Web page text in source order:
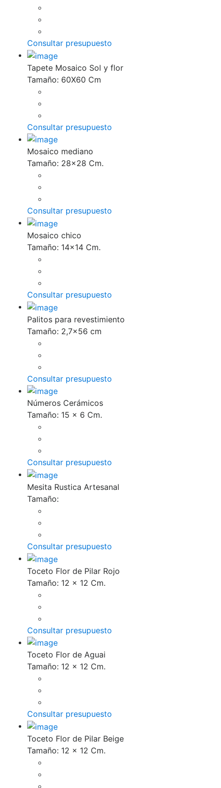
Consultar presupuesto
Tapete Mosaico Sol y flor
Tamaño: 60X60 Cm
Consultar presupuesto
Mosaico mediano
Tamaño: 28x28 Cm.
Consultar presupuesto
Mosaico chico
Tamaño: 14x14 Cm.
Consultar presupuesto
Palitos para revestimiento
Tamaño: 2,7x56 cm
Consultar presupuesto
Números Cerámicos
Tamaño: 15 x 6 Cm.
Consultar presupuesto
Mesita Rustica Artesanal
Tamaño:
Consultar presupuesto
Toceto Flor de Pilar Rojo
Tamaño: 12 x 12 Cm.
Consultar presupuesto
Toceto Flor de Aguai
Tamaño: 12 x 12 Cm.
Consultar presupuesto
Toceto Flor de Pilar Beige
Tamaño: 12 x 12 Cm.